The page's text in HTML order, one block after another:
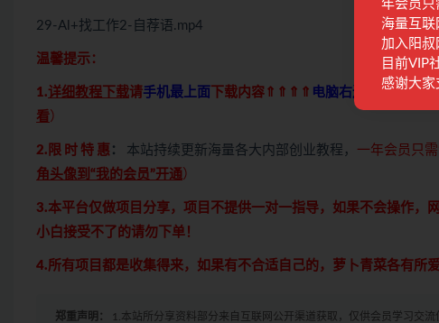
29-Al+找工作2-自荐语.mp4
温馨提示：
1.详细教程下载请手机最上面 下载内容⇑⇑⇑⇑ 电脑右边侧栏最上面
看）
2.限 时 特 惠 ： 本站持续更新海量各大内部创业教程， 一年会员只
角头像到“我的会员”开通）
3.本平台仅做项目分享，项目不提供一对一指导，如果不会操作，
小白接受不了的请勿下单！
4.所有项目都是收集得来，如果有不合适自己的，萝卜青菜各有所
郑重声明：
1.本站所分享资料部分来自互联网公开渠道获取，仅供会员学习交
年会员
海量互联
加入阳叔
目前VIP
感谢大家